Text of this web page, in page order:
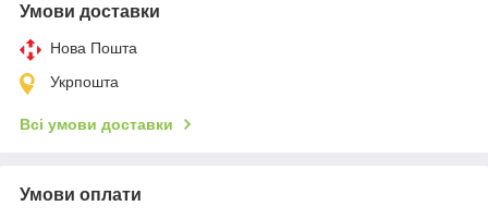
Умови доставки
Нова Пошта
Укрпошта
Всі умови доставки
Умови оплати